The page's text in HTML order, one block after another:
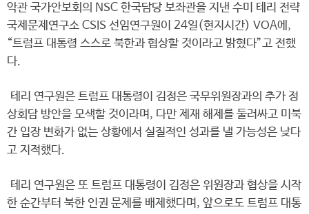
악관 국가안보회의 NSC 한국담당 보좌관을 지낸 수미 테리 전략
국제문제연구소 CSIS 선임연구원이 24일(현지시간) VOA에,
“트럼프 대통령 스스로 북한과 협상할 것이라고 밝혔다”고 전했
다.
테리 연구원은 트럼프 대통령이 김정은 국무위원장과의 추가 정
상회담 방안을 모색할 것이라며, 다만 제재 해제를 둘러싸고 미북
간 입장 변화가 없는 상황에서 실질적인 성과를 낼 가능성은 낮다
고 지적했다.
테리 연구원은 또 트럼프 대통령이 김정은 위원장과 협상을 시작
한 순간부터 북한 인권 문제를 배제했다며, 앞으로도 트럼프 대통